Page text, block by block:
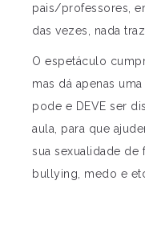
pais/professores,
das vezes, nada
O espetáculo
mas dá apenas
pode e DEVE ser
aula, para que
sua sexualidade de
bullying, medo e